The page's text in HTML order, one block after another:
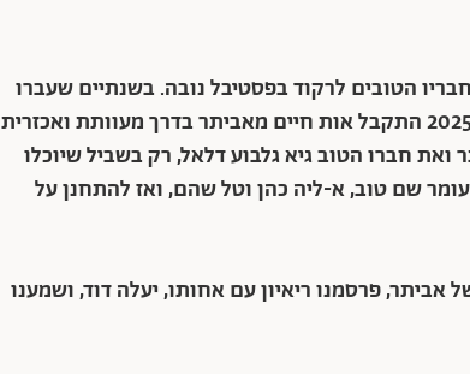
הטובים לרקוד בפסטיבל נובה. בשנתיים שעברו
ציין אביתר שני ימי הולדת במנהרות בעזה. במרץ 2025 התקבל אות חיים מאביתר בדרך מעוותת ואכזרית
חברו הטוב גיא גלבוע דלאל, רק בשביל שיוכלו
שם טוב, א-ליה כהן וטל שהם, ואז להתחנן על
חטיפתו של אביתר, פרסמנו ריאיון עם אחותו, יעלה דוד, ושמענו